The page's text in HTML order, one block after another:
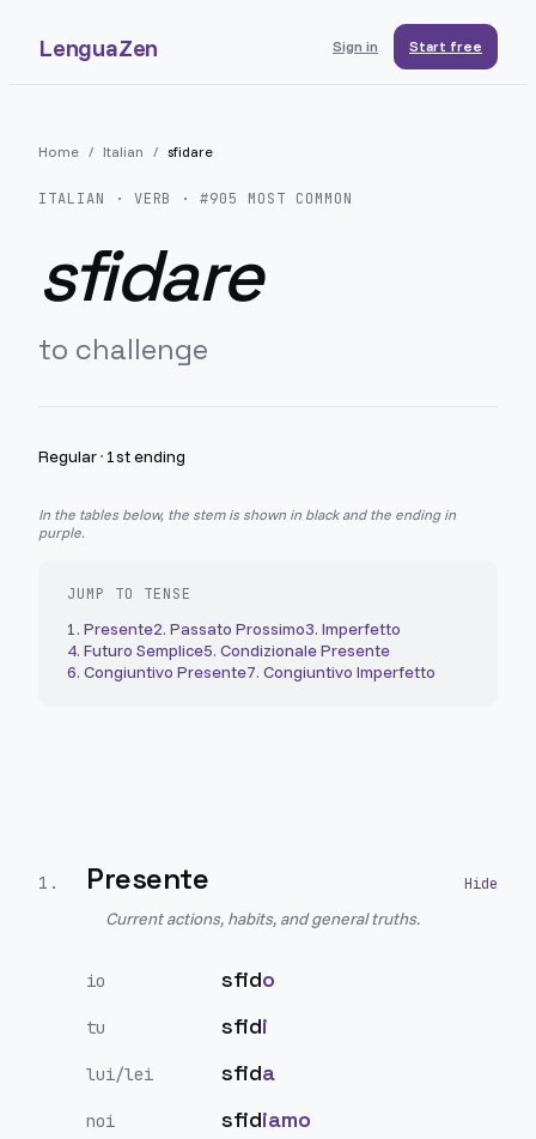
LenguaZen Sign in Start free
Home / Italian / sfidare
ITALIAN · VERB · #905 MOST COMMON
sfidare
to challenge
Regular· 1st ending
In the tables below, the stem is shown in black and the ending in
purple.
JUMP TO TENSE
1. Presente2. Passato Prossimo3. Imperfetto
4. Futuro Semplice5. Condizionale Presente
6. Congiuntivo Presente7. Congiuntivo Imperfetto
1 . Presente
Current actions, habits, and general truths.
io sfido
tu sfidi
lui/lei sfida
noi sfidiamo